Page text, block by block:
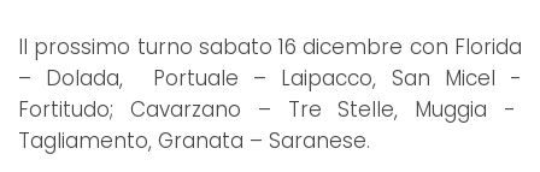
Il prossimo turno sabato 16 dicembre con Florida
– Dolada, Portuale – Laipacco, San Micel -
Fortitudo; Cavarzano – Tre Stelle, Muggia -
Tagliamento, Granata – Saranese.